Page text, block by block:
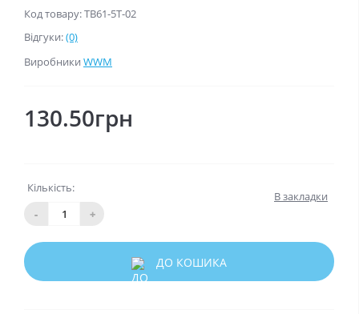
Код товару: TB61-5T-02
Відгуки:(0)
Виробники WWM
130.50грн
Кількість:
-
+
В закладки
ДО КОШИКА